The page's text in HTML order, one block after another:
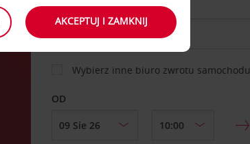
MIEJSCE ODBIORU
Wybierz inne biuro zwrotu samochodu
OD
AKCEPTUJ I ZAMKNIJ